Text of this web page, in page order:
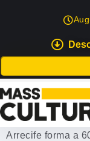
CURSOS
Arrecife
el pilotaje
Arrecife forma a